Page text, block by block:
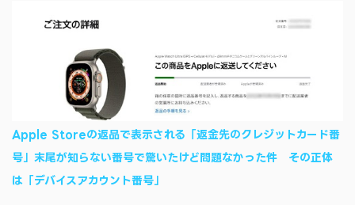
iSyncrを活用することで、Androidデバイスでもレート機能や再生
ートフォンに移行したい場合に役立つはずだ。
す・・・。カッコイイ！！ 開発ページ（英語） gpbeta.com - The
SAO Utilities Project – development log インストール（導入）手順
1. 開発ページ のDownloadsの項目から自分のOSにあったファイル
をダウンロードする。 Windows（Windows2000, XP, Vista, Win7,
Win8）に対応です。 （ ◆自分のパソコンが 32 ビット版か 64 ビッ
ト版かを確認したい ） 2.ダウンロードしたファイルを解凍後、
（自分はProgram Filesの中に移動させちゃいました）フォルダの
中にある SAO Utils.exe を実行。 3.アップデートがある場合は起動
時に知らせてくれるので、パッチをダウンロードしましょう。 ダ
Apple Storeの返品で表示される「返金先のクレジットカード番
号」末尾が知らない番号で驚いたけど問題なかった件 その正体
は「デバイスアカウント番号」